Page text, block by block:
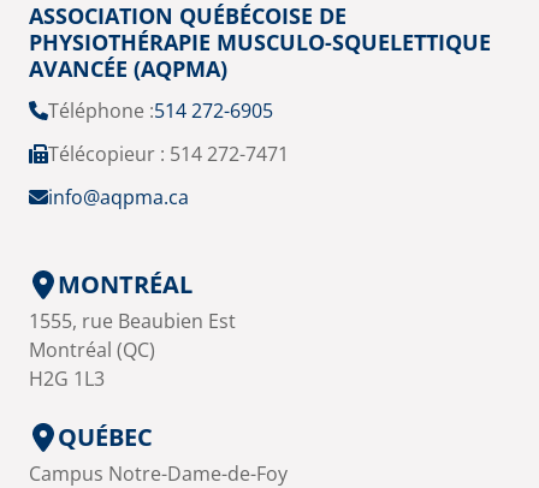
ASSOCIATION QUÉBÉCOISE DE
PHYSIOTHÉRAPIE MUSCULO-SQUELETTIQUE
AVANCÉE (AQPMA)
Téléphone :514 272-6905
Télécopieur : 514 272-7471
info@aqpma.ca
MONTRÉAL
1555, rue Beaubien Est
Montréal (QC)
H2G 1L3
QUÉBEC
Campus Notre-Dame-de-Foy